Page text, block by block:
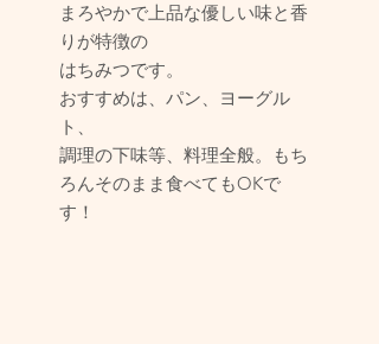
まろやかで上品な優しい味と香
りが特徴の
はちみつです。
おすすめは、パン、ヨーグル
ト、
調理の下味等、料理全般。もち
ろんそのまま食べてもOKで
す！